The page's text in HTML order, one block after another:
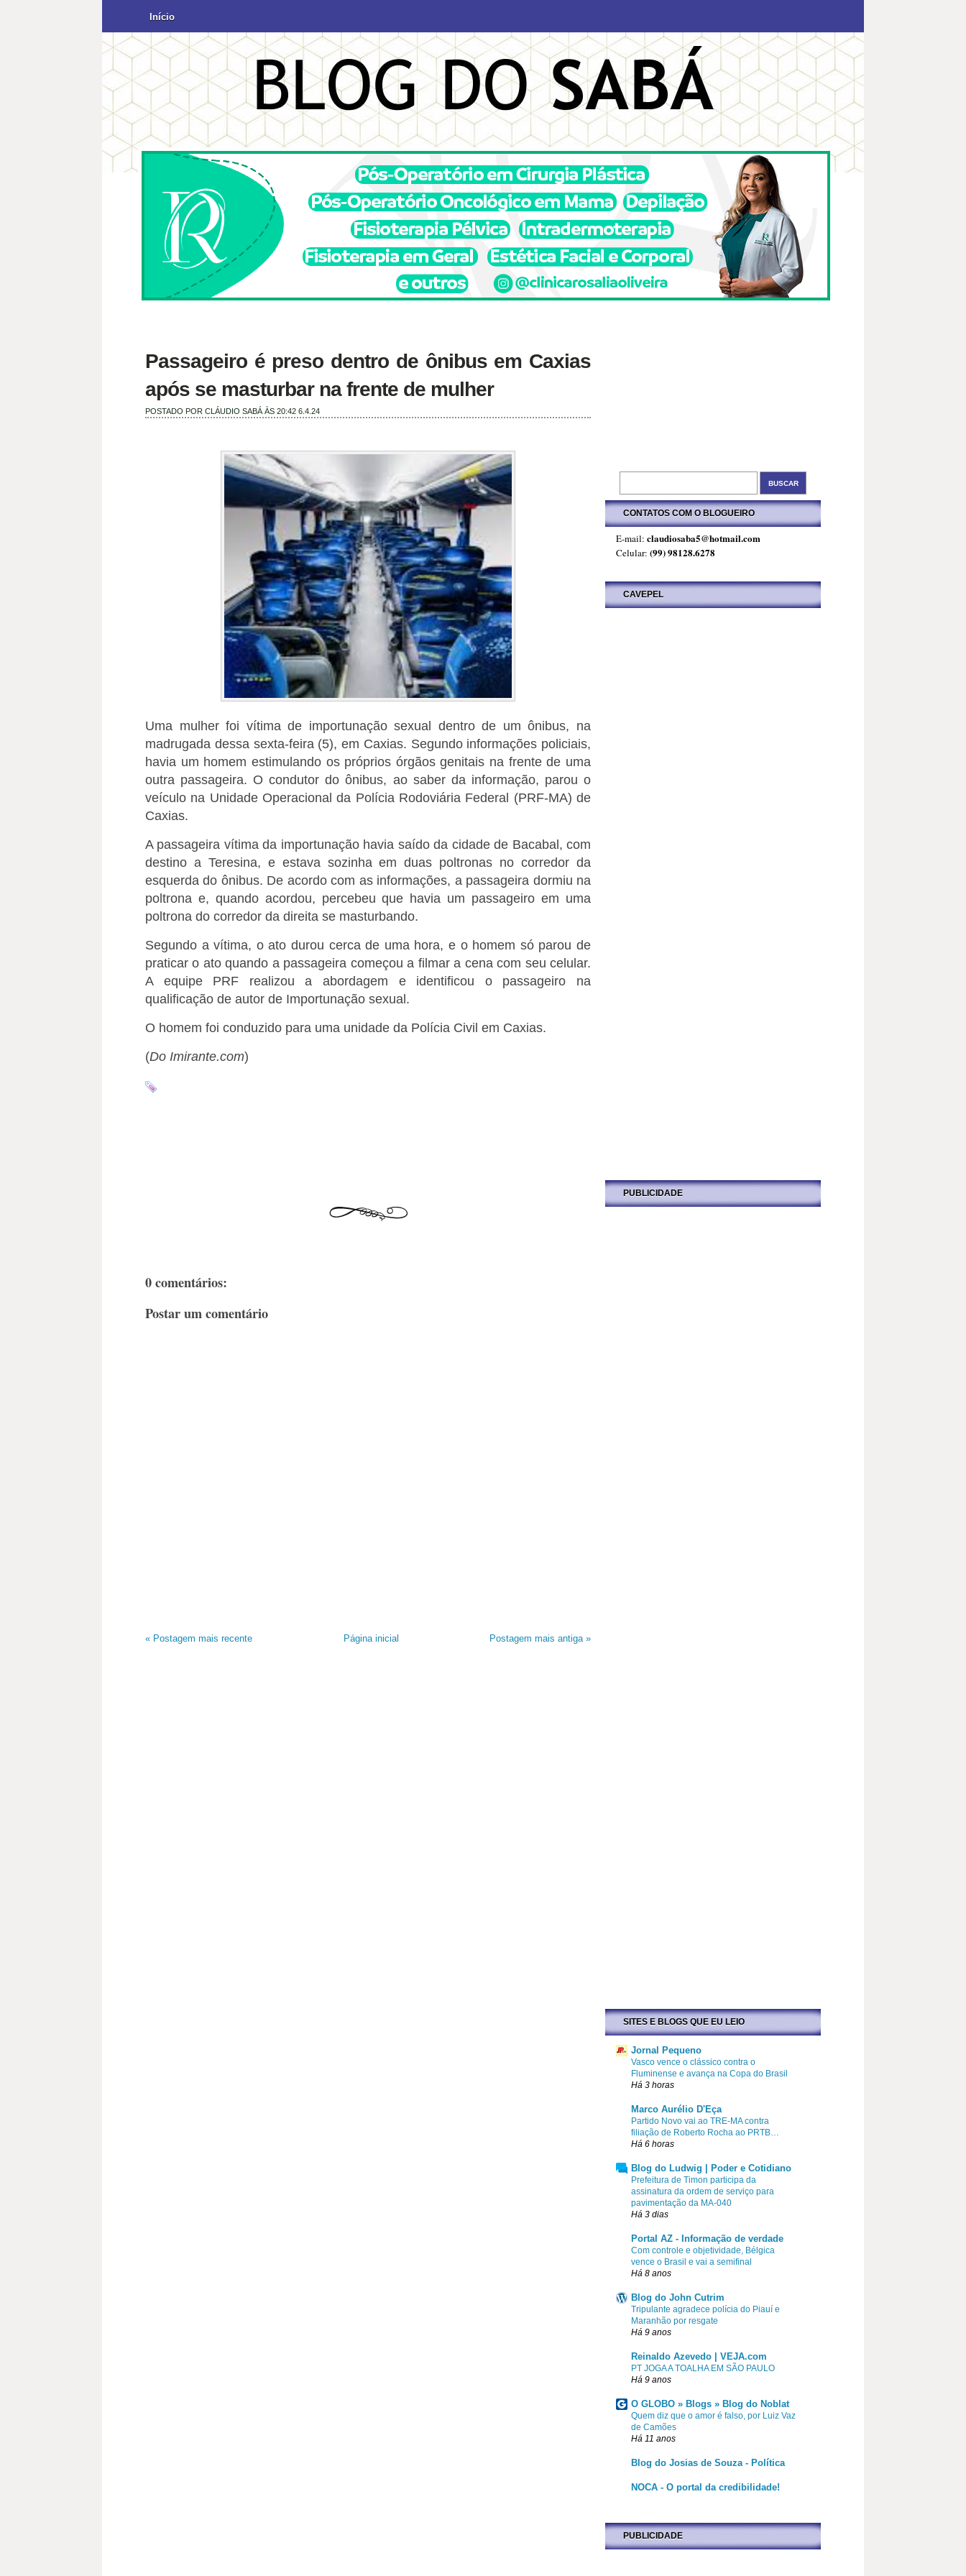
Início
Passageiro é preso dentro de ônibus em Caxias
após se masturbar na frente de mulher
POSTADO POR CLÁUDIO SABÁ ÀS 20:42 6.4.24
Uma mulher foi vítima de importunação sexual dentro de um ônibus, na
madrugada dessa sexta-feira (5), em Caxias. Segundo informações policiais,
havia um homem estimulando os próprios órgãos genitais na frente de uma
outra passageira. O condutor do ônibus, ao saber da informação, parou o
veículo na Unidade Operacional da Polícia Rodoviária Federal (PRF-MA) de
Caxias.
A passageira vítima da importunação havia saído da cidade de Bacabal, com
destino a Teresina, e estava sozinha em duas poltronas no corredor da
esquerda do ônibus. De acordo com as informações, a passageira dormiu na
poltrona e, quando acordou, percebeu que havia um passageiro em uma
poltrona do corredor da direita se masturbando.
Segundo a vítima, o ato durou cerca de uma hora, e o homem só parou de
praticar o ato quando a passageira começou a filmar a cena com seu celular.
A equipe PRF realizou a abordagem e identificou o passageiro na
qualificação de autor de Importunação sexual.
O homem foi conduzido para uma unidade da Polícia Civil em Caxias.
(Do Imirante.com)
0 comentários:
Postar um comentário
« Postagem mais recente Postagem mais antiga »
Página inicial
CONTATOS COM O BLOGUEIRO
E-mail: claudiosaba5@hotmail.com
Celular: (99) 98128.6278
CAVEPEL
PUBLICIDADE
SITES E BLOGS QUE EU LEIO
Jornal Pequeno
Vasco vence o clássico contra o
Fluminense e avança na Copa do Brasil
Há 3 horas
Marco Aurélio D'Eça
Partido Novo vai ao TRE-MA contra
filiação de Roberto Rocha ao PRTB…
Há 6 horas
Blog do Ludwig | Poder e Cotidiano
Prefeitura de Timon participa da
assinatura da ordem de serviço para
pavimentação da MA-040
Há 3 dias
Portal AZ - Informação de verdade
Com controle e objetividade, Bélgica
vence o Brasil e vai a semifinal
Há 8 anos
Blog do John Cutrim
Tripulante agradece polícia do Piauí e
Maranhão por resgate
Há 9 anos
Reinaldo Azevedo | VEJA.com
PT JOGA A TOALHA EM SÃO PAULO
Há 9 anos
O GLOBO » Blogs » Blog do Noblat
Quem diz que o amor é falso, por Luiz Vaz
de Camões
Há 11 anos
Blog do Josias de Souza - Política
NOCA - O portal da credibilidade!
PUBLICIDADE